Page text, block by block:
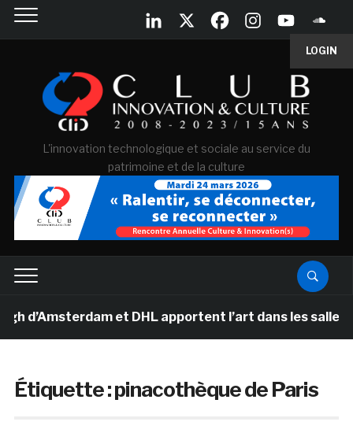
LOGIN
L'innovation technologique et sociale au service du
patrimoine et de la culture
et DHL apportent l’art dans les salles de
Étiquette :pinacothèque de Paris